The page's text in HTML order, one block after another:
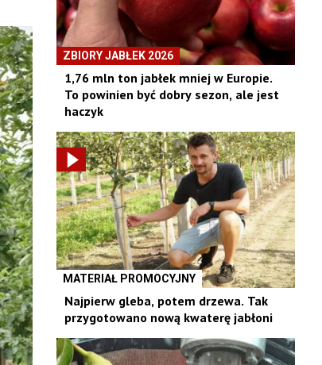
ZBIORY JABŁEK 2026
1,76 mln ton jabłek mniej w Europie.
To powinien być dobry sezon, ale jest
haczyk
MATERIAŁ PROMOCYJNY
Najpierw gleba, potem drzewa. Tak
przygotowano nową kwaterę jabłoni